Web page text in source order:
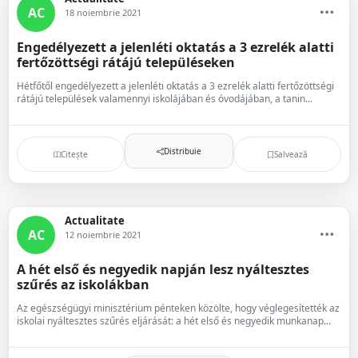
AC 18 noiembrie 2021
Engedélyezett a jelenléti oktatás a 3 ezrelék alatti
fertőzöttségi rátájú településeken
Hétfőtől engedélyezett a jelenléti oktatás a 3 ezrelék alatti fertőzöttségi
rátájú települések valamennyi iskolájában és óvodájában, a tanin...
Citește Distribuie Salvează
AC
Actualitate
12 noiembrie 2021
A hét első és negyedik napján lesz nyáltesztes
szűrés az iskolákban
Az egészségügyi minisztérium pénteken közölte, hogy véglegesítették az
iskolai nyáltesztes szűrés eljárását: a hét első és negyedik munkanap...